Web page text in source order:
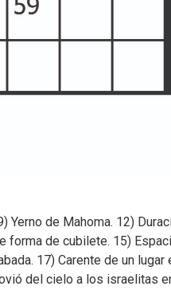
de Mahoma. 12)
forma de cubilete. 15)
17) Carente de un
del cielo a los israelitas